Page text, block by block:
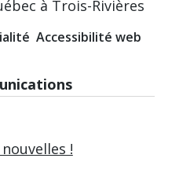
à Trois-Rivières
Accessibilité web
!